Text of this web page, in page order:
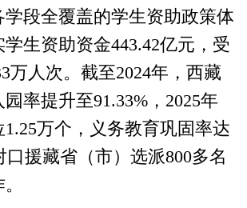
段全覆盖的学生资助政策体
生资助资金443.42亿元，受
万人次。截至2024年，西藏
率提升至91.33%，2025年
万个，义务教育巩固率达
口援藏省（市）选派800多名